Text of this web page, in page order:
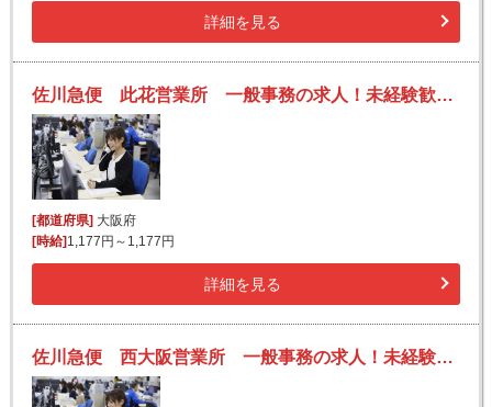
詳細を見る
佐川急便 此花営業所 一般事務の求人！未経験歓迎！先輩たちがサポートします♪
[都道府県]大阪府
[時給]1,177円～1,177円
詳細を見る
佐川急便 西大阪営業所 一般事務の求人！未経験歓迎！先輩たちがサポートします♪